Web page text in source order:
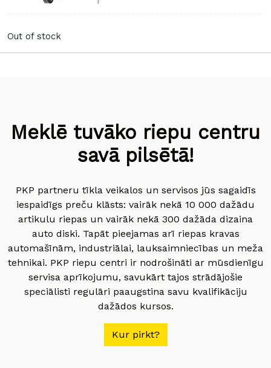
Out of stock
Meklē tuvāko riepu centru
savā pilsētā!
PKP partneru tīkla veikalos un servisos jūs sagaidīs
iespaidīgs preču klāsts: vairāk nekā 10 000 dažādu
artikulu riepas un vairāk nekā 300 dažāda dizaina
auto diski. Tapāt pieejamas arī riepas kravas
automašīnām, industriālai, lauksaimniecības un meža
tehnikai. PKP riepu centri ir nodrošināti ar mūsdienīgu
servisa aprīkojumu, savukārt tajos strādājošie
speciālisti regulāri paaugstina savu kvalifikāciju
dažādos kursos.
Kur pirkt?